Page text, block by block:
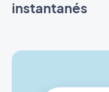
instantanés